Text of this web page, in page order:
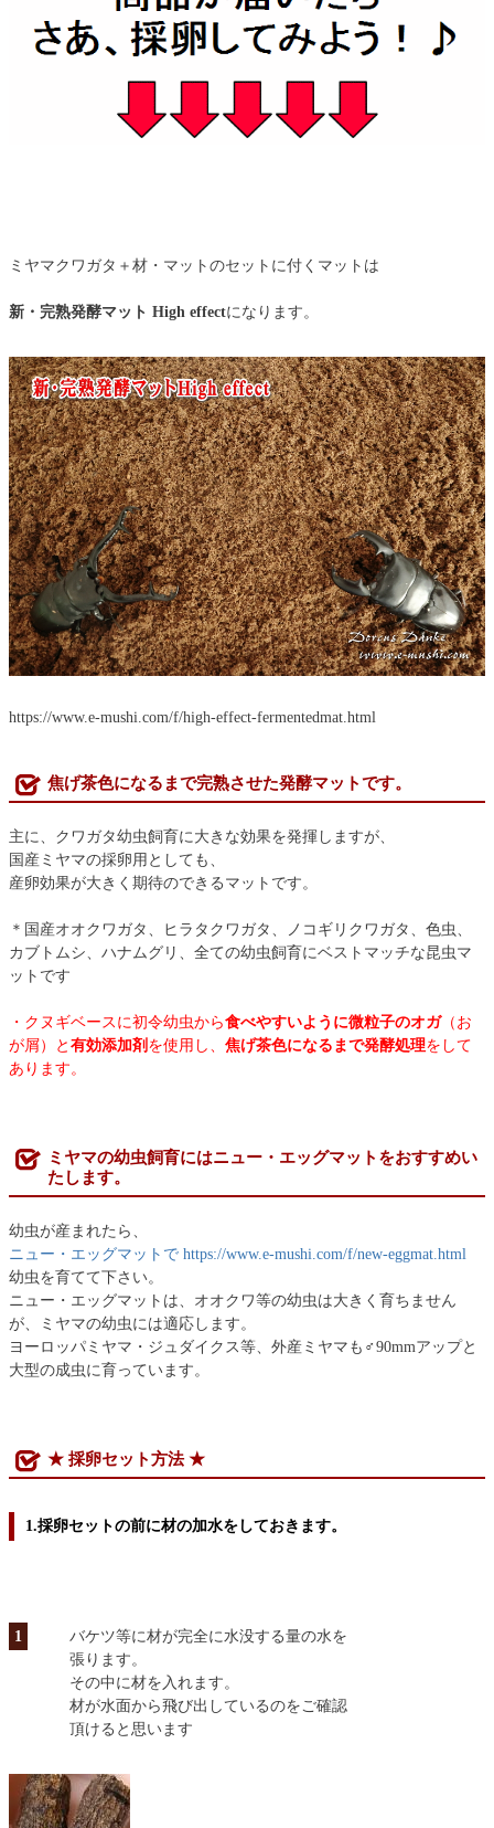
ミヤマクワガタ＋材・マットのセットに付くマットは
新・完熟発酵マット High effectになります。
https://www.e-mushi.com/f/high-effect-fermentedmat.html
焦げ茶色になるまで完熟させた発酵マットです。
主に、クワガタ幼虫飼育に大きな効果を発揮しますが、
国産ミヤマの採卵用としても、
産卵効果が大きく期待のできるマットです。
＊国産オオクワガタ、ヒラタクワガタ、ノコギリクワガタ、色虫、
カブトムシ、ハナムグリ、全ての幼虫飼育にベストマッチな昆虫マ
ットです
・クヌギベースに初令幼虫から食べやすいように微粒子のオガ（お
が屑）と 有効添加剤 を使用し、 焦げ茶色になるまで発酵処理をして
あります。
ミヤマの幼虫飼育にはニュー・エッグマットをおすすめい
たします。
幼虫が産まれたら、
ニュー・エッグマットで https://www.e-mushi.com/f/new-eggmat.html
幼虫を育てて下さい。
ニュー・エッグマットは、オオクワ等の幼虫は大きく育ちません
が、ミヤマの幼虫には適応します。
ヨーロッパミヤマ・ジュダイクス等、外産ミヤマも♂90mmアップと
大型の成虫に育っています。
★ 採卵セット方法 ★
1.採卵セットの前に材の加水をしておきます。
1
バケツ等に材が完全に水没する量の水を
張ります。
その中に材を入れます。
材が水面から飛び出しているのをご確認
頂けると思います